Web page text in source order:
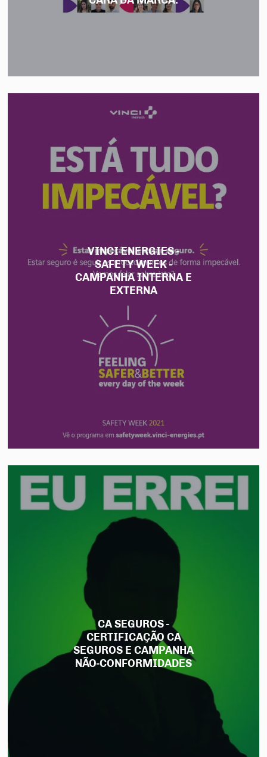
VINCI ENERGIES -
SAFETY WEEK -
CAMPANHA INTERNA E
EXTERNA
CA SEGUROS -
CERTIFICAÇÃO CA
SEGUROS E CAMPANHA
NÃO-CONFORMIDADES